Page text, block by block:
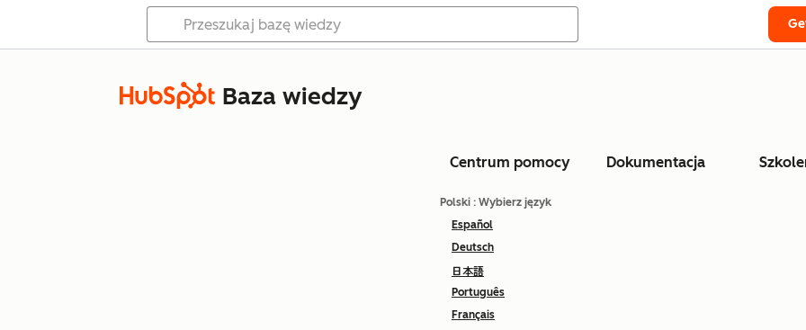
Baza wiedzy
Centrum pomocy Dokumentacja
Polski : Wybierz język
Español
Deutsch
日本語
Português
Français